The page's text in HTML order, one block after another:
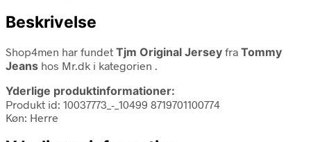
Beskrivelse
Shop4men har fundet Tjm Original Jersey fra Tommy
Jeans hos Mr.dk i kategorien .
Yderlige produktinformationer:
Produkt id: 10037773_-_10499 8719701100774
Køn: Herre